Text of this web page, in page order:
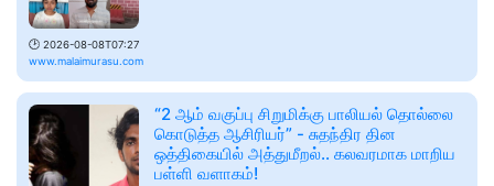
🕑 2026-08-08T07:27
www.malaimurasu.com
“2 ஆம் வகுப்பு சிறுமிக்கு பாலியல் தொல்லை
கொடுத்த ஆசிரியர்” - சுதந்திர தின
ஒத்திகையில் அத்துமீறல்.. கலவரமாக மாறிய
பள்ளி வளாகம்!